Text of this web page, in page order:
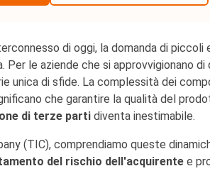
di oggi, la domanda di
le aziende che si approvvigionano
unica di sfide. La complessità dei
che garantire la qualità del
di terze parti diventa inestimabile.
(TIC), comprendiamo queste
del rischio dell'acquirente e